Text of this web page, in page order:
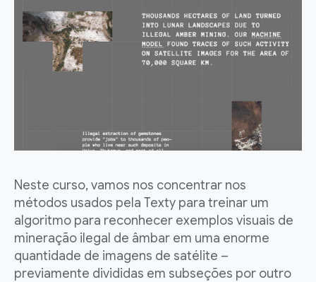
Neste curso, vamos nos concentrar nos
métodos usados pela Texty para treinar um
algoritmo para reconhecer exemplos visuais de
mineração ilegal de âmbar em uma enorme
quantidade de imagens de satélite –
previamente divididas em subseções por outro